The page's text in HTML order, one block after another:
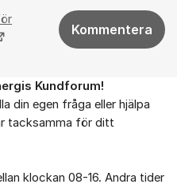
Kommentera
Kundforum!
din egen fråga eller hjälpa
tacksamma för ditt
klockan 08-16. Andra tider